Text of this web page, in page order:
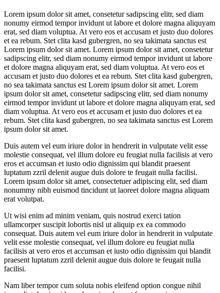
Lorem ipsum dolor sit amet, consetetur sadipscing elitr, sed diam
nonumy eirmod tempor invidunt ut labore et dolore magna aliquyam
erat, sed diam voluptua. At vero eos et accusam et justo duo dolores
et ea rebum. Stet clita kasd gubergren, no sea takimata sanctus est
Lorem ipsum dolor sit amet. Lorem ipsum dolor sit amet, consetetur
sadipscing elitr, sed diam nonumy eirmod tempor invidunt ut labore
et dolore magna aliquyam erat, sed diam voluptua. At vero eos et
accusam et justo duo dolores et ea rebum. Stet clita kasd gubergren,
no sea takimata sanctus est Lorem ipsum dolor sit amet. Lorem
ipsum dolor sit amet, consetetur sadipscing elitr, sed diam nonumy
eirmod tempor invidunt ut labore et dolore magna aliquyam erat, sed
diam voluptua. At vero eos et accusam et justo duo dolores et ea
rebum. Stet clita kasd gubergren, no sea takimata sanctus est Lorem
ipsum dolor sit amet.
Duis autem vel eum iriure dolor in hendrerit in vulputate velit esse
molestie consequat, vel illum dolore eu feugiat nulla facilisis at vero
eros et accumsan et iusto odio dignissim qui blandit praesent
luptatum zzril delenit augue duis dolore te feugait nulla facilisi.
Lorem ipsum dolor sit amet, consectetuer adipiscing elit, sed diam
nonummy nibh euismod tincidunt ut laoreet dolore magna aliquam
erat volutpat.
Ut wisi enim ad minim veniam, quis nostrud exerci tation
ullamcorper suscipit lobortis nisl ut aliquip ex ea commodo
consequat. Duis autem vel eum iriure dolor in hendrerit in vulputate
velit esse molestie consequat, vel illum dolore eu feugiat nulla
facilisis at vero eros et accumsan et iusto odio dignissim qui blandit
praesent luptatum zzril delenit augue duis dolore te feugait nulla
facilisi.
Nam liber tempor cum soluta nobis eleifend option congue nihil